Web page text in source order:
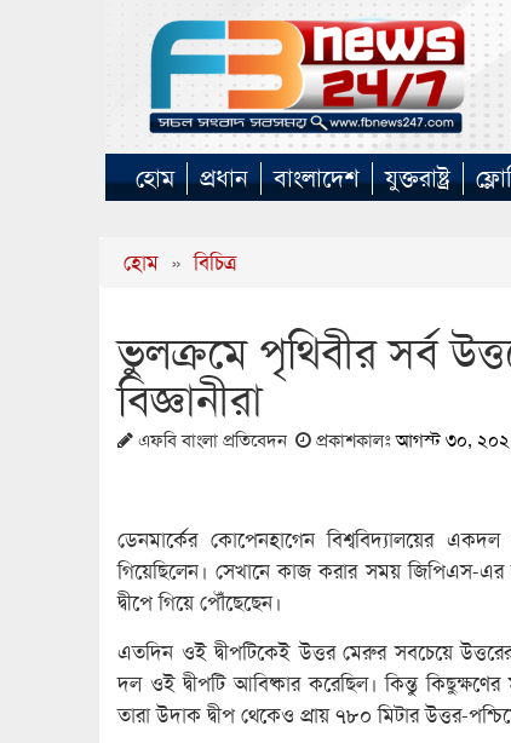
হোম প্রধান বাংলাদেশ যুক্তরাষ্ট্র
হোম » বিচিত্র
ভুলক্রমে পৃথিবীর সর্ব
বিজ্ঞানীরা
এফবি বাংলা প্রতিবেদন প্রকাশকালঃআগস্ট ৩০,
ডেনমার্কের কোপেনহাগেন বিশ্ববিদ্যালয়ের
গিয়েছিলেন। সেখানে কাজ করার সময় জিপিএস-এর
দ্বীপে গিয়ে পৌঁছেছেন।
এতদিন ওই দ্বীপটিকেই উত্তর মেরুর সবচেয়ে
দল ওই দ্বীপটি আবিষ্কার করেছিল। কিন্তু
তারা উদাক দ্বীপ থেকেও প্রায় ৭৮০ মিটার উত্তর-